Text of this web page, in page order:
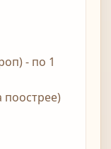
- по 1
поострее)